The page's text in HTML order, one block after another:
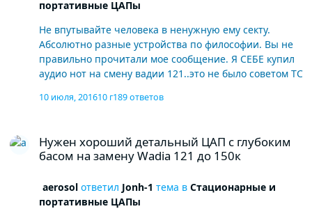
такие цапы лучше ставить к ламповому усилению а у
меня транзистор. Хило же лично я бы себе не купил,
на сундуке много владельцев и обзоров, если
интересно - почитайте. Основной для меня
недостаток - это вялость, отстраненность, старание
играть музыку мониторно..тембры хоть и живые но
не цепляют. На счет аудио нота - это то что я искал,
чип сабре, нравится цифровой жесткий звук то аудио
нот точно не ваше..хотя по разрешению вадию он
не может оставить равнодушным)) даже самая
простая "нулевка" (она на дельтасигме но отличной!)
портативные ЦАПы
Не впутывайте человека в ненужную ему секту.
Абсолютно разные устройства по философии. Вы не
правильно прочитали мое сообщение. Я СЕБЕ купил
аудио нот на смену вадии 121..это не было советом ТС
10 июля, 201610 г189 ответов
Нужен хороший детальный ЦАП с глубоким
басом на замену Wadia 121 до 150к
aerosolответил Jonh-1 тема в Стационарные и
портативные ЦАПы